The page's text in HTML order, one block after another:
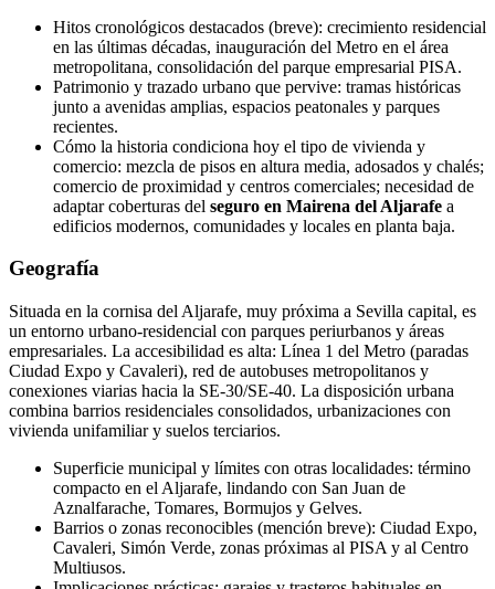
Hitos cronológicos destacados (breve): crecimiento residencial
en las últimas décadas, inauguración del Metro en el área
metropolitana, consolidación del parque empresarial PISA.
Patrimonio y trazado urbano que pervive: tramas históricas
junto a avenidas amplias, espacios peatonales y parques
recientes.
Cómo la historia condiciona hoy el tipo de vivienda y
comercio: mezcla de pisos en altura media, adosados y chalés;
comercio de proximidad y centros comerciales; necesidad de
adaptar coberturas del seguro en Mairena del Aljarafe a
edificios modernos, comunidades y locales en planta baja.
Geografía
Situada en la cornisa del Aljarafe, muy próxima a Sevilla capital, es
un entorno urbano-residencial con parques periurbanos y áreas
empresariales. La accesibilidad es alta: Línea 1 del Metro (paradas
Ciudad Expo y Cavaleri), red de autobuses metropolitanos y
conexiones viarias hacia la SE-30/SE-40. La disposición urbana
combina barrios residenciales consolidados, urbanizaciones con
vivienda unifamiliar y suelos terciarios.
Superficie municipal y límites con otras localidades: término
compacto en el Aljarafe, lindando con San Juan de
Aznalfarache, Tomares, Bormujos y Gelves.
Barrios o zonas reconocibles (mención breve): Ciudad Expo,
Cavaleri, Simón Verde, zonas próximas al PISA y al Centro
Multiusos.